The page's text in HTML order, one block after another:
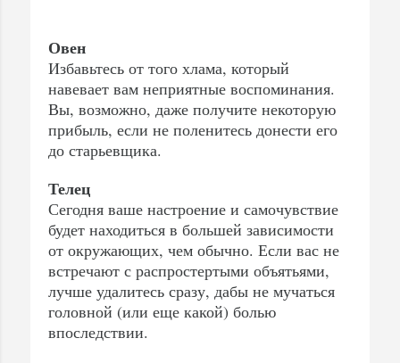
Овен
Избавьтесь от того хлама, который
навевает вам неприятные воспоминания.
Вы, возможно, даже получите некоторую
прибыль, если не поленитесь донести его
до старьевщика.
Телец
Сегодня ваше настроение и самочувствие
будет находиться в большей зависимости
от окружающих, чем обычно. Если вас не
встречают с распростертыми объятьями,
лучше удалитесь сразу, дабы не мучаться
головной (или еще какой) болью
впоследствии.